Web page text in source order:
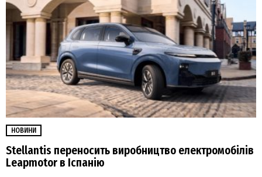
НОВИНИ
Stellantis переносить виробництво електромобілів
Leapmotor в Іспанію